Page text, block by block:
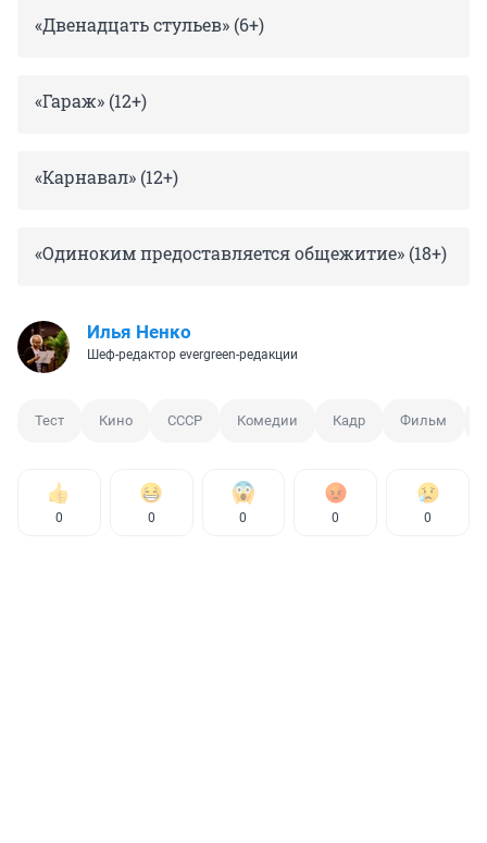
«Двенадцать стульев» (6+)
«Гараж» (12+)
«Карнавал» (12+)
«Одиноким предоставляется общежитие» (18+)
Илья Ненко
Шеф-редактор evergreen-редакции
Тест Кино СССР Комедии Кадр Фильм
0 0 0 0 0